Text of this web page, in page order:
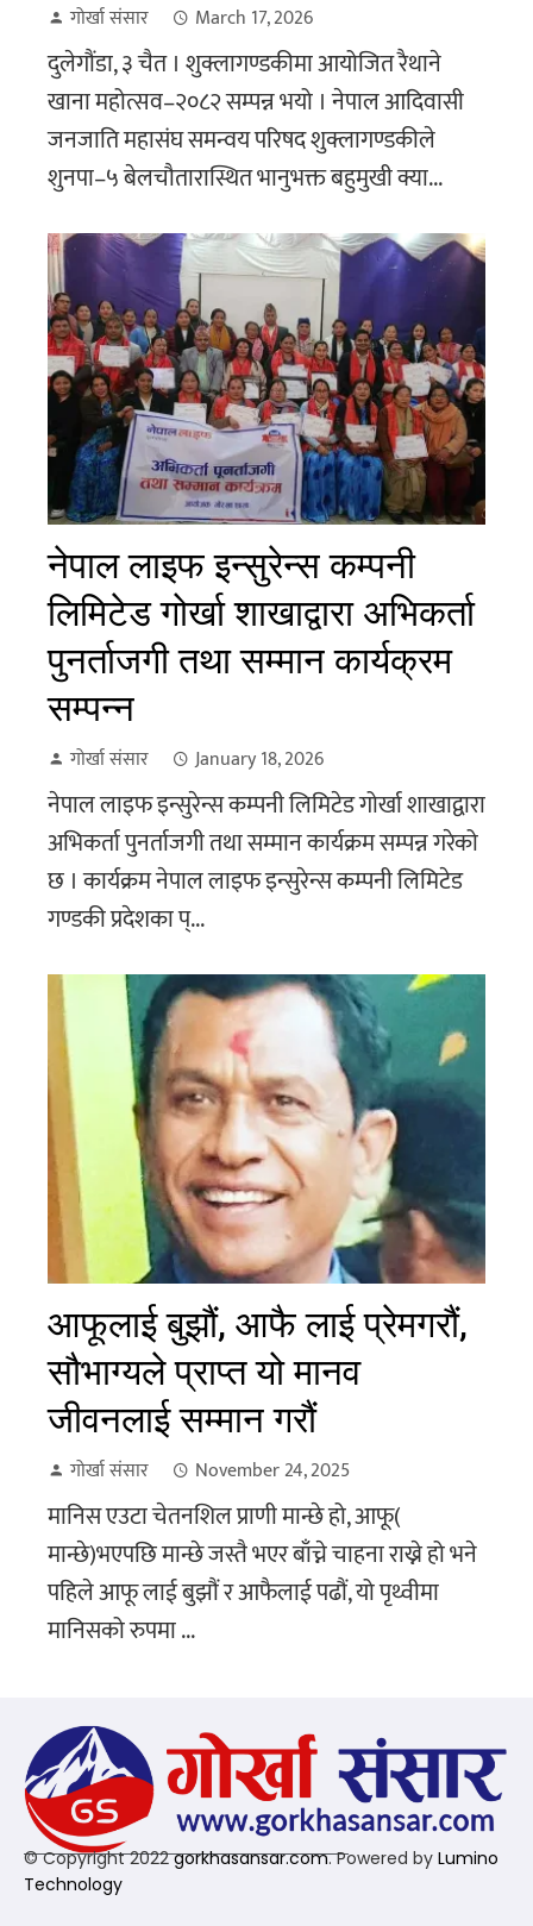
गोर्खा संसार March 17, 2026
दुलेगौंडा, ३ चैत । शुक्लागण्डकीमा आयोजित रैथाने
खाना महोत्सव–२०८२ सम्पन्न भयो । नेपाल आदिवासी
जनजाति महासंघ समन्वय परिषद शुक्लागण्डकीले
शुनपा–५ बेलचौतारास्थित भानुभक्त बहुमुखी क्या...
नेपाल लाइफ इन्सुरेन्स कम्पनी
लिमिटेड गोर्खा शाखाद्वारा अभिकर्ता
पुनर्ताजगी तथा सम्मान कार्यक्रम
सम्पन्न
गोर्खा संसार January 18, 2026
नेपाल लाइफ इन्सुरेन्स कम्पनी लिमिटेड गोर्खा शाखाद्वारा
अभिकर्ता पुनर्ताजगी तथा सम्मान कार्यक्रम सम्पन्न गरेको
छ । कार्यक्रम नेपाल लाइफ इन्सुरेन्स कम्पनी लिमिटेड
गण्डकी प्रदेशका प्...
आफूलाई बुझौं, आफै लाई प्रेमगरौं,
सौभाग्यले प्राप्त यो मानव
जीवनलाई सम्मान गरौं
गोर्खा संसार November 24, 2025
मानिस एउटा चेतनशिल प्राणी मान्छे हो, आफू(
मान्छे)भएपछि मान्छे जस्तै भएर बाँच्ने चाहना राख्ने हो भने
पहिले आफू लाई बुझौं र आफैलाई पढौं, यो पृथ्वीमा
मानिसको रुपमा ...
© Copyright 2022gorkhasansar.com. Powered by Lumino
Technology